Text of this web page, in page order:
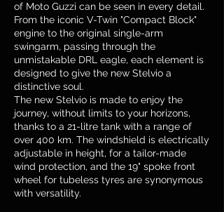
of Moto Guzzi can be seen in every detail.
From the iconic V-Twin "Compact Block"
engine to the original single-arm
swingarm, passing through the
unmistakable DRL eagle, each element is
designed to give the new Stelvio a
distinctive soul.
The new Stelvio is made to enjoy the
journey, without limits to your horizons,
thanks to a 21-litre tank with a range of
over 400 km. The windshield is electrically
adjustable in height, for a tailor-made
wind protection, and the 19" spoke front
wheel for tubeless tyres are synonymous
with versatility.